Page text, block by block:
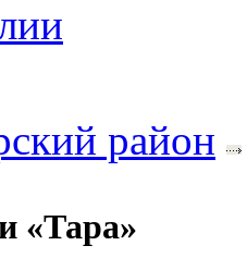
район
«Тара»